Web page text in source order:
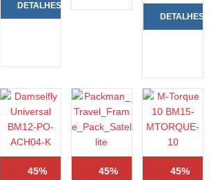
DETALHES
DETALHES
45%
45%
45%